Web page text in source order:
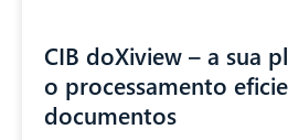
CIB doXiview – a sua
o processamento
documentos